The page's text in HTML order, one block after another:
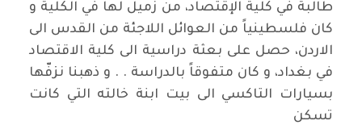
طالبة في كلية الإقتصاد، من زميل لها في الكلية و
كان فلسطينياً من العوائل اللاجئة من القدس الى
الاردن، حصل على بعثة دراسية الى كلية الاقتصاد
في بغداد، و كان متفوقاً بالدراسة . . و ذهبنا نزفّها
بسيارات التاكسي الى بيت ابنة خالته التي كانت
تسكن